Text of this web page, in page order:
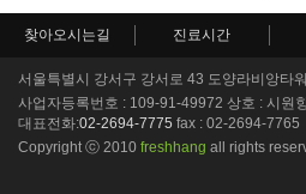
찾아오시는길 진료시간
서울특별시 강서구 강서로 43 도양라비앙타
사업자등록번호 : 109-91-49972 상호 : 시원
대표전화:02-2694-7775 fax : 02-2694-7765
Copyright ⓒ 2010 freshhang all rights